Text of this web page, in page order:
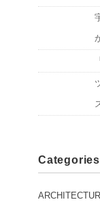
Categories